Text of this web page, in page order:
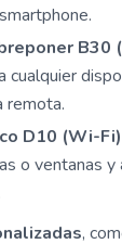
B30
cualquier
remota.
D10 (Wi-Fi)
o ventanas y
,